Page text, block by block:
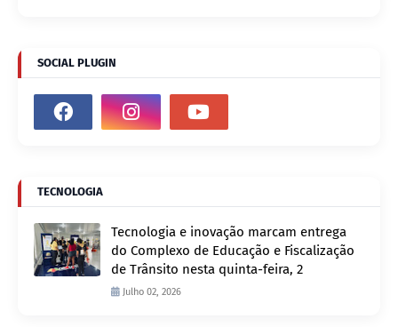
SOCIAL PLUGIN
TECNOLOGIA
Tecnologia e inovação marcam entrega
do Complexo de Educação e Fiscalização
de Trânsito nesta quinta-feira, 2
Julho 02, 2026